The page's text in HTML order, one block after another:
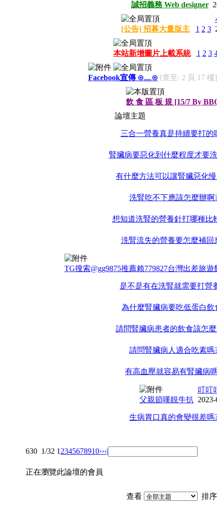
誠招義務 Web designer
[公告] 招募大量版主 1 2 3
本站新增圖片上載系統 1 2 3
Facebook宣傳 ⊙﹏⊙ [查至: 2 頁 17 樓]
飲 食 區 板 規 [15/7 By
論壇主題
三合一營養真是持續要打的
腎臟病要惡化到什麼程度才要
有什麼方法可以讓腎臟惡化
洗腎吃不下應該怎麼辦啊
想知道洗腎的營養針打哪種比
洗腎流失的營養要怎麼補回
TG搜索@gg9875推薦賴779827台灣出差旅
是不是有在洗腎就需要打營
為什麼腎臟病要吃低蛋白飲
請問腎臟病患者的飲食該怎
請問腎臟病人適合吃素嗎
有高血壓就容易有腎臟病
父親節嘆靚牛扒
叮叮
生病胃口真的會變很差嗎
630 1/32 1 2345678910›››|
正在瀏覽此論壇的會員
查看 排